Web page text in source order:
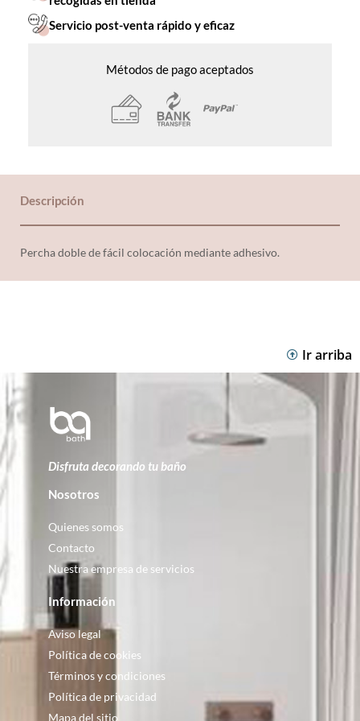
Servicio post-venta rápido y eficaz
Métodos de pago aceptados
Descripción
Percha doble de fácil colocación mediante adhesivo.
Ir arriba
Disfruta decorando tu baño
Nosotros
Quienes somos
Contacto
Nuestra empresa de servicios
Información
Aviso legal
Política de cookies
Términos y condiciones
Política de privacidad
Mapa del sitio